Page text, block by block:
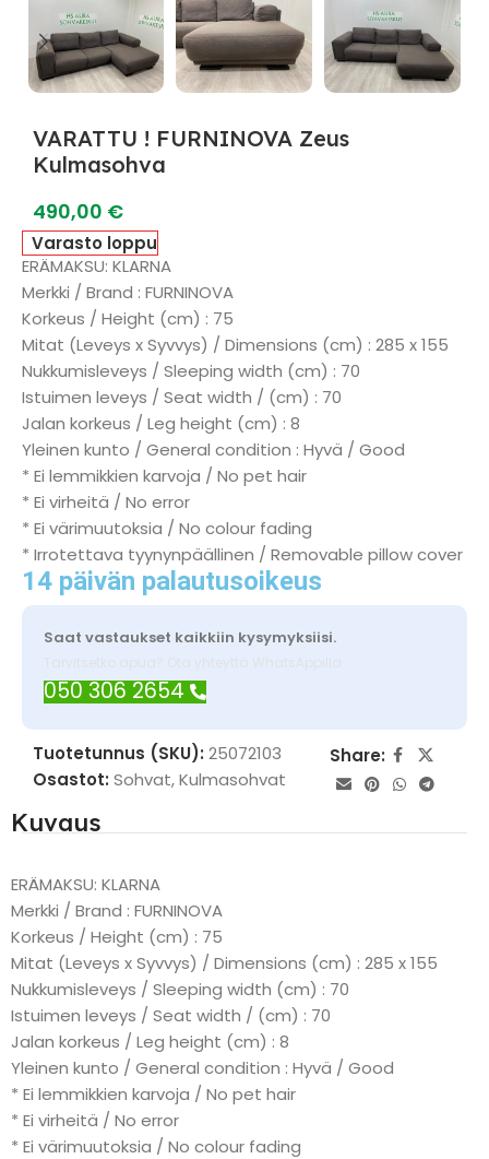
VARATTU ! FURNINOVA Zeus
Kulmasohva
490,00 €
Varasto loppu
ERÄMAKSU: KLARNA
Merkki / Brand : FURNINOVA
Korkeus / Height (cm) : 75
Mitat (Leveys x Syvvys) / Dimensions (cm) : 285 x 155
Nukkumisleveys / Sleeping width (cm) : 70
Istuimen leveys / Seat width / (cm) : 70
Jalan korkeus / Leg height (cm) : 8
Yleinen kunto / General condition : Hyvä / Good
* Ei lemmikkien karvoja / No pet hair
* Ei virheitä / No error
* Ei värimuutoksia / No colour fading
* Irrotettava tyynynpäällinen / Removable pillow cover
14 päivän palautusoikeus
Saat vastaukset kaikkiin kysymyksiisi.
Tarvitsetko apua? Ota yhteyttä WhatsAppilla
050 306 2654
Tuotetunnus (SKU): 25072103
Osastot: Sohvat,Kulmasohvat
Share:
Kuvaus
ERÄMAKSU: KLARNA
Merkki / Brand : FURNINOVA
Korkeus / Height (cm) : 75
Mitat (Leveys x Syvvys) / Dimensions (cm) : 285 x 155
Nukkumisleveys / Sleeping width (cm) : 70
Istuimen leveys / Seat width / (cm) : 70
Jalan korkeus / Leg height (cm) : 8
Yleinen kunto / General condition : Hyvä / Good
* Ei lemmikkien karvoja / No pet hair
* Ei virheitä / No error
* Ei värimuutoksia / No colour fading